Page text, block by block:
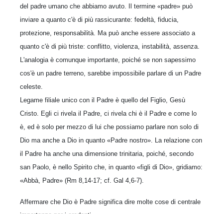
del padre umano che abbiamo avuto. Il termine «padre» può
inviare a quanto c'è di più rassicurante: fedeltà, fiducia,
protezione, responsabilità. Ma può anche essere associato a
quanto c'è di più triste: conflitto, violenza, instabilità, assenza.
L'analogia è comunque importante, poiché se non sapessimo
cos'è un padre terreno, sarebbe impossibile parlare di un Padre
celeste.
Legame filiale unico con il Padre è quello del Figlio, Gesù
Cristo. Egli ci rivela il Padre, ci rivela chi è il Padre e come lo
è, ed è solo per mezzo di lui che possiamo parlare non solo di
Dio ma anche a Dio in quanto «Padre nostro». La relazione con
il Padre ha anche una dimensione trinitaria, poiché, secondo
san Paolo, è nello Spirito che, in quanto «figli di Dio», gridiamo:
«Abbà, Padre» (Rm 8,14-17; cf. Gal 4,6-7).
Affermare che Dio è Padre significa dire molte cose di centrale